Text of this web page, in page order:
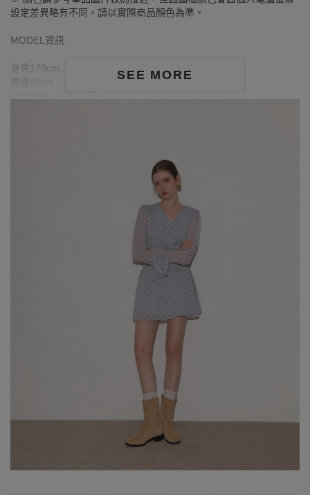
SEE MORE
設定差異略有不同，請以實際商品顏色為準。
MODEL資訊
身高170cm／胸圍Bust：81cm
腰圍Waist：60cm／臀圍hips：91cm